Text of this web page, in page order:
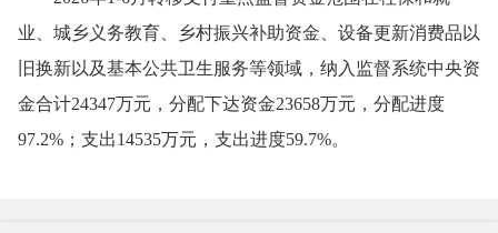
业、城乡义务教育、乡村振兴补助资金、设备更新消费品以
旧换新以及基本公共卫生服务等领域，纳入监督系统中央资
金合计24347万元，分配下达资金23658万元，分配进度
97.2%；支出14535万元，支出进度59.7%。